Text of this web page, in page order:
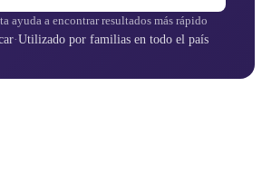
ayuda a encontrar resultados más rápido
·Utilizado por familias en todo el país